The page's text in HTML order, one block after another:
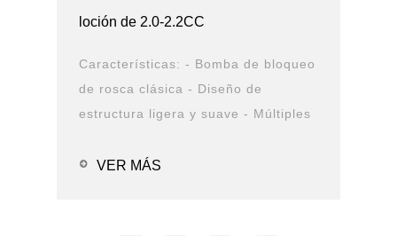
loción de 2.0-2.2CC
Características: - Bomba de bloqueo
de rosca clásica - Diseño de
estructura ligera y suave - Múltiples
Opciones de solución de PCR -
VER MÁS